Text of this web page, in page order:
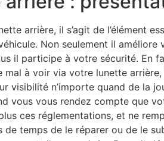
arrière, il s’agit de l’élément
Non seulement il
il participe à votre sécurité. En
mal à voir via votre lunette
visibilité n’importe quand de la
vous vous rendez compte que
ces réglementations, et ne
de temps de le réparer ou de le